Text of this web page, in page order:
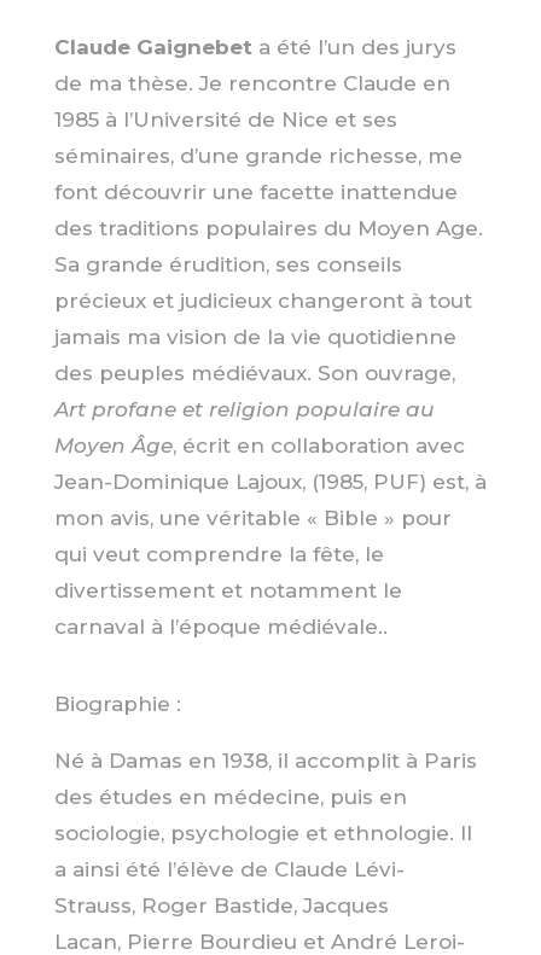
Claude Gaignebeta été l’un des jurys
de ma thèse. Je rencontre Claude en
1985 à l’Université de Nice et ses
séminaires, d’une grande richesse, me
font découvrir une facette inattendue
des traditions populaires du Moyen Age.
Sa grande érudition, ses conseils
précieux et judicieux changeront à tout
jamais ma vision de la vie quotidienne
des peuples médiévaux. Son ouvrage,
Art profane et religion populaire au
Moyen Âge, écrit en collaboration avec
Jean-Dominique Lajoux, (1985, PUF) est, à
mon avis, une véritable « Bible » pour
qui veut comprendre la fête, le
divertissement et notamment le
carnaval à l’époque médiévale..
Biographie :
Né à Damas en 1938, il accomplit à Paris
des études en médecine, puis en
sociologie, psychologie et ethnologie. Il
a ainsi été l’élève de Claude Lévi-
Strauss, Roger Bastide, Jacques
Lacan, Pierre Bourdieu et André Leroi-